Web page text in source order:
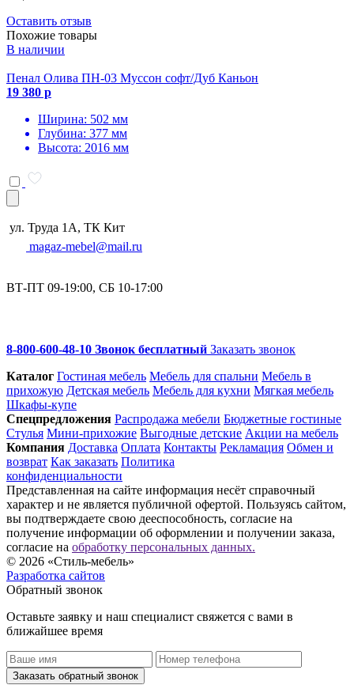
Оставить отзыв
Похожие товары
В наличии
Пенал Олива ПН-03 Муссон софт/Дуб Каньон
19 380 р
Ширина: 502 мм
Глубина: 377 мм
Высота: 2016 мм
ул. Труда 1А, ТК Кит
magaz-mebel@mail.ru
ВТ-ПТ 09-19:00, СБ 10-17:00
8-800-600-48-10 Звонок бесплатный Заказать звонок
Каталог Гостиная мебель Мебель для спальни Мебель в
прихожую Детская мебель Мебель для кухни Мягкая мебель
Шкафы-купе
Спец­предложения Распродажа мебели Бюджетные гостиные
Стулья Мини-прихожие Выгодные детские Акции на мебель
Компания Доставка Оплата Контакты Рекламация Обмен и
возврат Как заказать Политика
конфиденциальности
Представленная на сайте информация несёт справочный
характер и не является публичной офертой. Пользуясь сайтом,
вы подтверждаете свою дееспособность, согласие на
получение информации об оформлении и получении заказа,
согласие на обработку персональных данных.
© 2026 «Стиль-мебель»
Разработка сайтов
Обратный звонок
Оставьте заявку и наш специалист свяжется с вами в
ближайшее время
Заказать обратный звонок